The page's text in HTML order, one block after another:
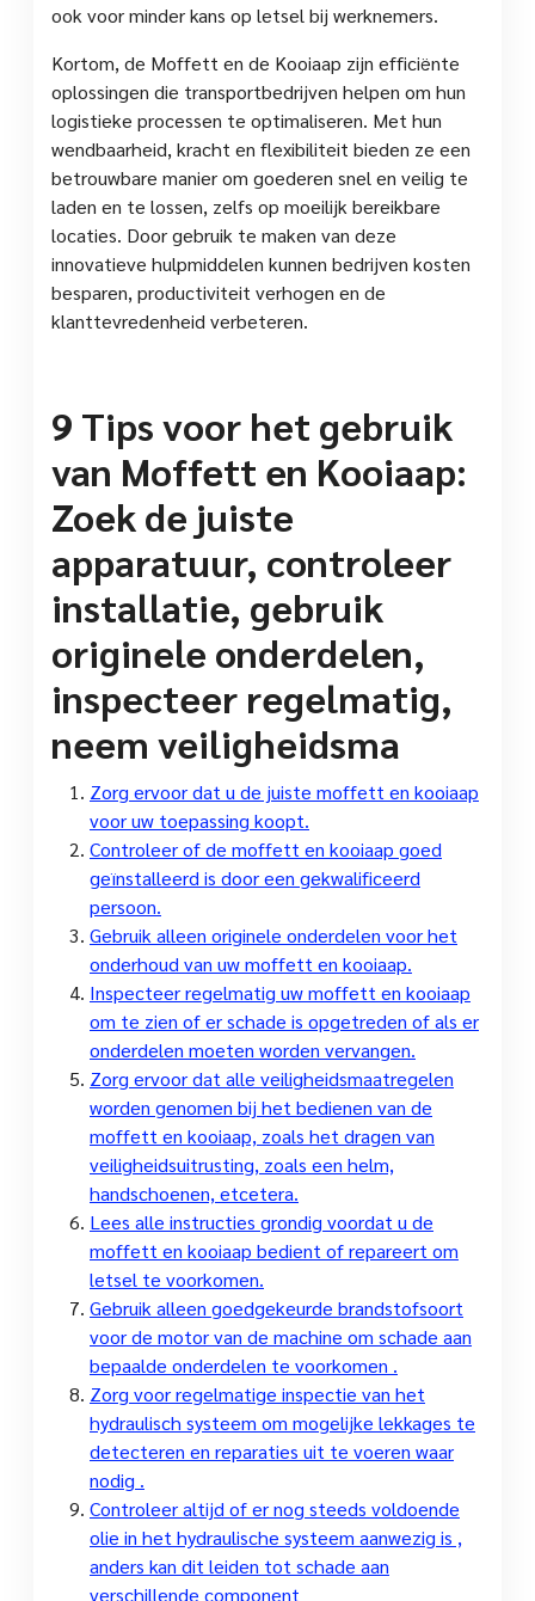
ook voor minder kans op letsel bij werknemers.
Kortom, de Moffett en de Kooiaap zijn efficiënte
oplossingen die transportbedrijven helpen om hun
logistieke processen te optimaliseren. Met hun
wendbaarheid, kracht en flexibiliteit bieden ze een
betrouwbare manier om goederen snel en veilig te
laden en te lossen, zelfs op moeilijk bereikbare
locaties. Door gebruik te maken van deze
innovatieve hulpmiddelen kunnen bedrijven kosten
besparen, productiviteit verhogen en de
klanttevredenheid verbeteren.
9 Tips voor het gebruik
van Moffett en Kooiaap:
Zoek de juiste
apparatuur, controleer
installatie, gebruik
originele onderdelen,
inspecteer regelmatig,
neem veiligheidsma
Zorg ervoor dat u de juiste moffett en kooiaap
voor uw toepassing koopt.
Controleer of de moffett en kooiaap goed
geïnstalleerd is door een gekwalificeerd
persoon.
Gebruik alleen originele onderdelen voor het
onderhoud van uw moffett en kooiaap.
Inspecteer regelmatig uw moffett en kooiaap
om te zien of er schade is opgetreden of als er
onderdelen moeten worden vervangen.
Zorg ervoor dat alle veiligheidsmaatregelen
worden genomen bij het bedienen van de
moffett en kooiaap, zoals het dragen van
veiligheidsuitrusting, zoals een helm,
handschoenen, etcetera.
Lees alle instructies grondig voordat u de
moffett en kooiaap bedient of repareert om
letsel te voorkomen.
Gebruik alleen goedgekeurde brandstofsoort
voor de motor van de machine om schade aan
bepaalde onderdelen te voorkomen .
Zorg voor regelmatige inspectie van het
hydraulisch systeem om mogelijke lekkages te
detecteren en reparaties uit te voeren waar
nodig .
Controleer altijd of er nog steeds voldoende
olie in het hydraulische systeem aanwezig is ,
anders kan dit leiden tot schade aan
verschillende component